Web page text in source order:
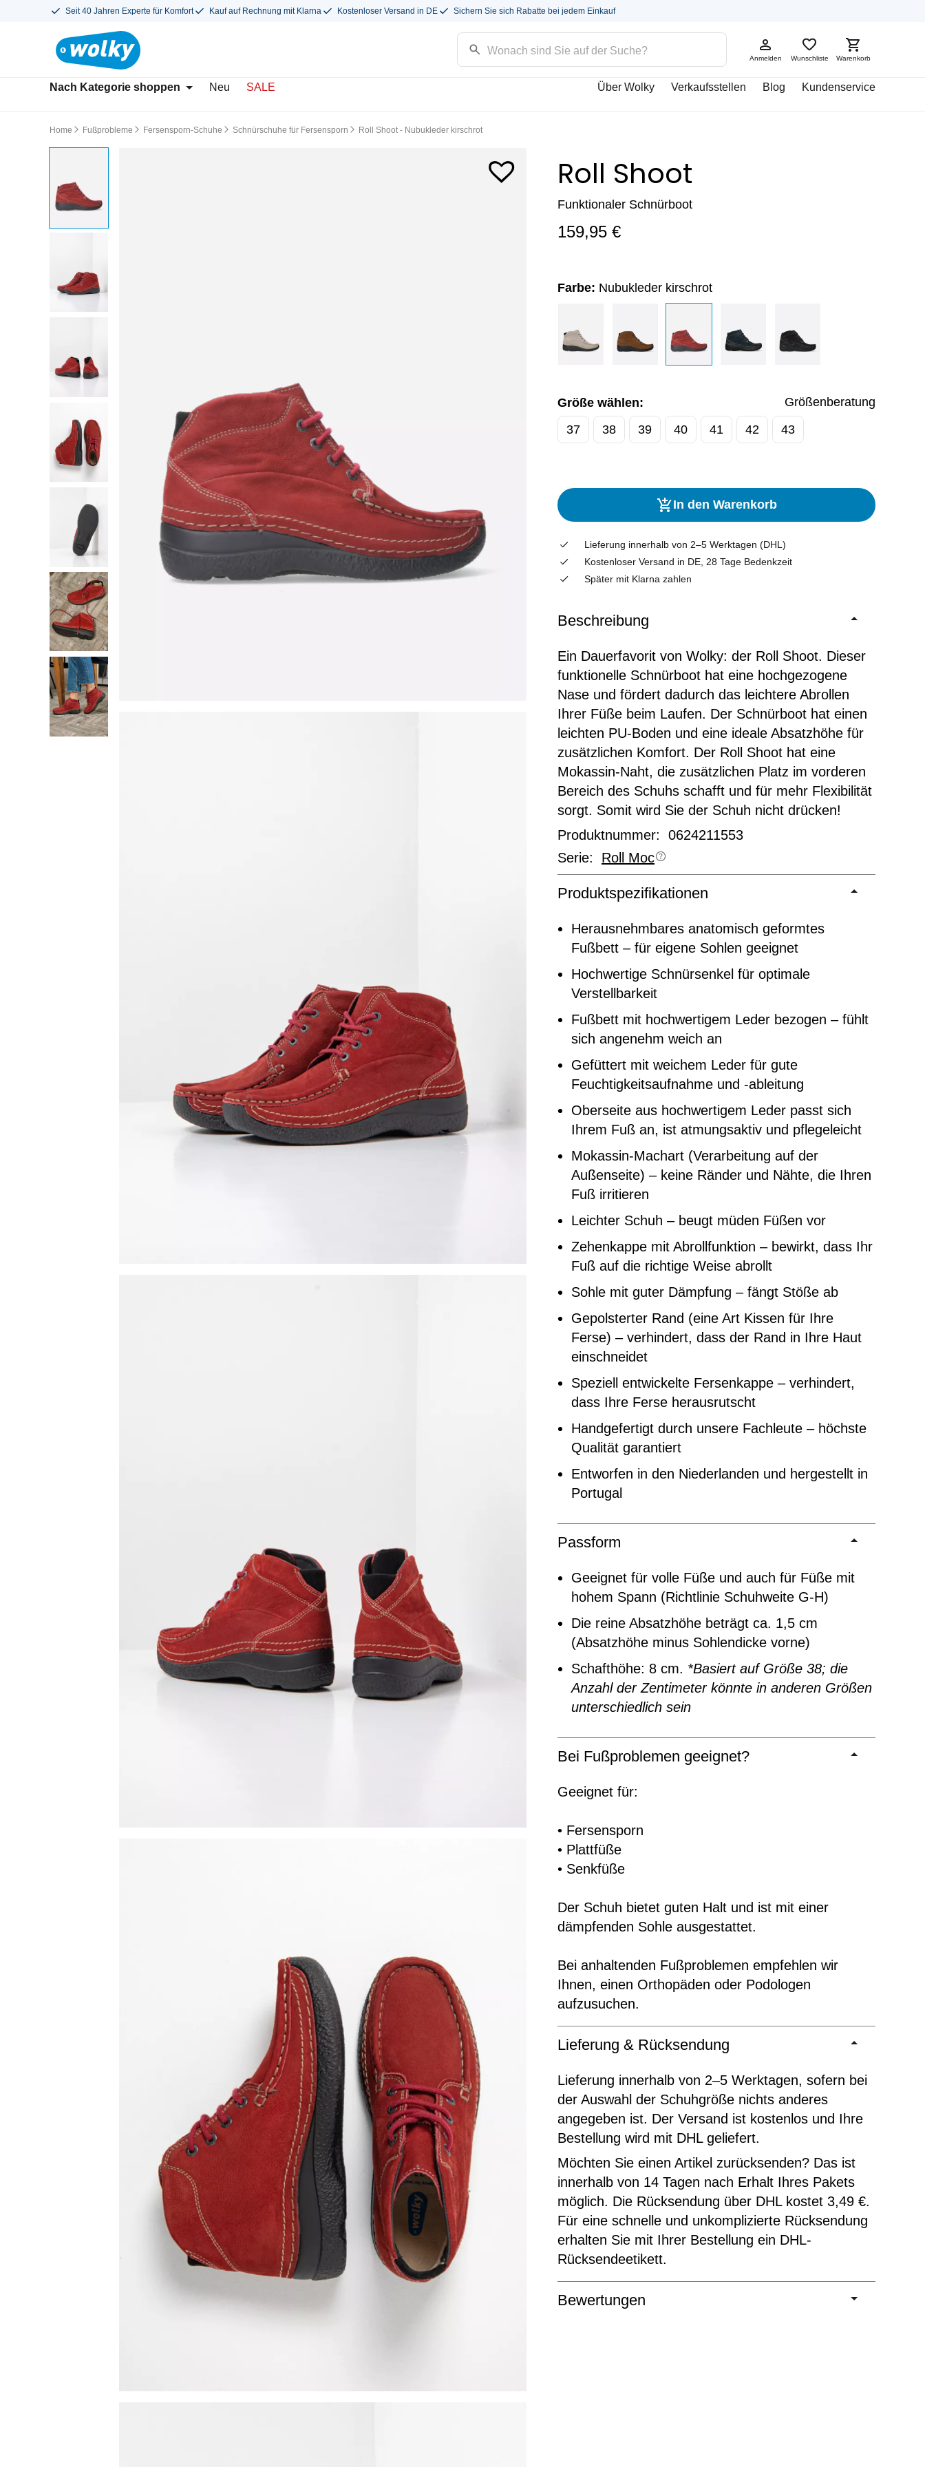
Seit 40 Jahren Experte für Komfort Kauf auf Rechnung mit Klarna Kostenloser Versand in DE Sichern Sie sich Rabatte bei jedem Einkauf
Anmelden Wunschliste Warenkorb
Nach Kategorie shoppen Neu SALE Über Wolky Verkaufsstellen Blog Kundenservice
Home Fußprobleme Fersensporn-Schuhe Schnürschuhe für Fersensporn Roll Shoot - Nubukleder kirschrot
Roll Shoot
Funktionaler Schnürboot
159,95 €
Farbe: Nubukleder kirschrot
Größe wählen:
Größenberatung
37
38 39 40 41 42 43
In den Warenkorb
Lieferung innerhalb von 2–5 Werktagen (DHL)
Kostenloser Versand in DE, 28 Tage Bedenkzeit
Später mit Klarna zahlen
Beschreibung
Ein Dauerfavorit von Wolky: der Roll Shoot. Dieser
funktionelle Schnürboot hat eine hochgezogene
Nase und fördert dadurch das leichtere Abrollen
Ihrer Füße beim Laufen. Der Schnürboot hat einen
leichten PU-Boden und eine ideale Absatzhöhe für
zusätzlichen Komfort. Der Roll Shoot hat eine
Mokassin-Naht, die zusätzlichen Platz im vorderen
Bereich des Schuhs schafft und für mehr Flexibilität
sorgt. Somit wird Sie der Schuh nicht drücken!
Produktnummer: 0624211553
Serie: Roll Moc
Produktspezifikationen
Herausnehmbares anatomisch geformtes
Fußbett – für eigene Sohlen geeignet
Hochwertige Schnürsenkel für optimale
Verstellbarkeit
Fußbett mit hochwertigem Leder bezogen – fühlt
sich angenehm weich an
Gefüttert mit weichem Leder für gute
Feuchtigkeitsaufnahme und -ableitung
Oberseite aus hochwertigem Leder passt sich
Ihrem Fuß an, ist atmungsaktiv und pflegeleicht
Mokassin-Machart (Verarbeitung auf der
Außenseite) – keine Ränder und Nähte, die Ihren
Fuß irritieren
Leichter Schuh – beugt müden Füßen vor
Zehenkappe mit Abrollfunktion – bewirkt, dass Ihr
Fuß auf die richtige Weise abrollt
Sohle mit guter Dämpfung – fängt Stöße ab
Gepolsterter Rand (eine Art Kissen für Ihre
Ferse) – verhindert, dass der Rand in Ihre Haut
einschneidet
Speziell entwickelte Fersenkappe – verhindert,
dass Ihre Ferse herausrutscht
Handgefertigt durch unsere Fachleute – höchste
Qualität garantiert
Entworfen in den Niederlanden und hergestellt in
Portugal
Passform
Geeignet für volle Füße und auch für Füße mit
hohem Spann (Richtlinie Schuhweite G-H)
Die reine Absatzhöhe beträgt ca. 1,5 cm
(Absatzhöhe minus Sohlendicke vorne)
Schafthöhe: 8 cm. *Basiert auf Größe 38; die
Anzahl der Zentimeter könnte in anderen Größen
unterschiedlich sein
Bei Fußproblemen geeignet?
Geeignet für:
• Fersensporn
• Plattfüße
• Senkfüße
Der Schuh bietet guten Halt und ist mit einer
dämpfenden Sohle ausgestattet.
Bei anhaltenden Fußproblemen empfehlen wir
Ihnen, einen Orthopäden oder Podologen
aufzusuchen.
Lieferung & Rücksendung
Lieferung innerhalb von 2–5 Werktagen, sofern bei
der Auswahl der Schuhgröße nichts anderes
angegeben ist. Der Versand ist kostenlos und Ihre
Bestellung wird mit DHL geliefert.
Möchten Sie einen Artikel zurücksenden? Das ist
innerhalb von 14 Tagen nach Erhalt Ihres Pakets
möglich. Die Rücksendung über DHL kostet 3,49 €.
Für eine schnelle und unkomplizierte Rücksendung
erhalten Sie mit Ihrer Bestellung ein DHL-
Rücksendeetikett.
Bewertungen